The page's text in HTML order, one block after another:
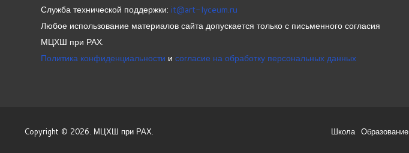
Служба технической поддержки: it@art-lyceum.ru
Любое использование материалов сайта допускается только с письменного согласия
МЦХШ при РАХ.
Политика конфиденциальности и согласие на обработку персональных данных
Copyright © 2026. МЦХШ при РАХ. Школа Образование